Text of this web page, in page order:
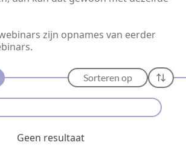
zijn opnames van eerder
Sorteren op
Geen resultaat